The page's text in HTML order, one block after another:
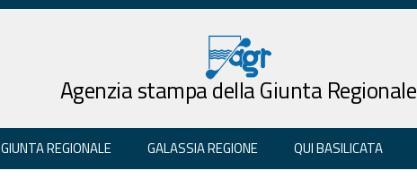
Agenzia stampa della Giunta Regionale
GIUNTA REGIONALE GALASSIA REGIONE QUI BASILICATA